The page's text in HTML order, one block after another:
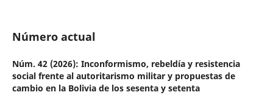
Número actual
Núm. 42 (2026): Inconformismo, rebeldía y resistencia
social frente al autoritarismo militar y propuestas de
cambio en la Bolivia de los sesenta y setenta